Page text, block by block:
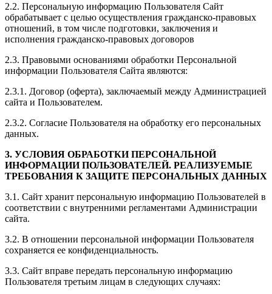
2.2. Персональную информацию Пользователя Сайт
обрабатывает с целью осуществления гражданско-правовых
отношений, в том числе подготовки, заключения и
исполнения гражданско-правовых договоров
2.3. Правовыми основаниями обработки Персональной
информации Пользователя Сайта являются:
2.3.1. Договор (оферта), заключаемый между Администрацией
сайта и Пользователем.
2.3.2. Согласие Пользователя на обработку его персональных
данных.
3. УСЛОВИЯ ОБРАБОТКИ ПЕРСОНАЛЬНОЙ
ИНФОРМАЦИИ ПОЛЬЗОВАТЕЛЕЙ. РЕАЛИЗУЕМЫЕ
ТРЕБОВАНИЯ К ЗАЩИТЕ ПЕРСОНАЛЬНЫХ ДАННЫХ
3.1. Сайт хранит персональную информацию Пользователей в
соответствии с внутренними регламентами Администрации
сайта.
3.2. В отношении персональной информации Пользователя
сохраняется ее конфиденциальность.
3.3. Сайт вправе передать персональную информацию
Пользователя третьим лицам в следующих случаях: